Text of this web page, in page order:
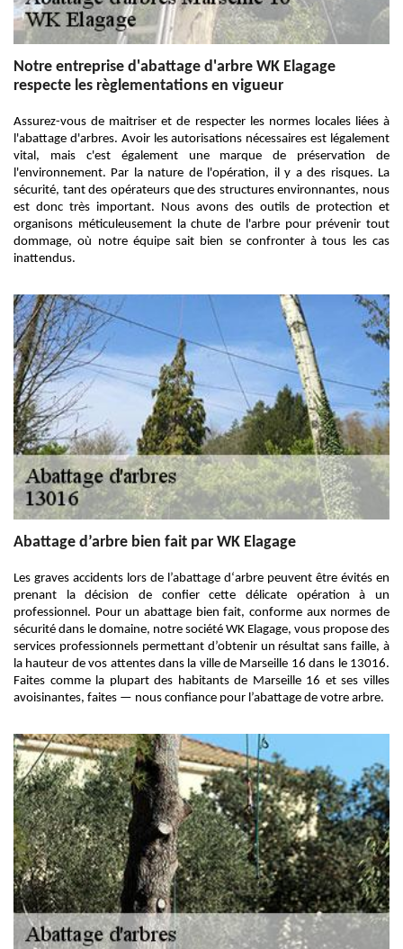
Notre entreprise d'abattage d'arbre WK Elagage
respecte les règlementations en vigueur
Assurez-vous de maitriser et de respecter les normes locales liées à
l'abattage d'arbres. Avoir les autorisations nécessaires est légalement
vital, mais c'est également une marque de préservation de
l'environnement. Par la nature de l'opération, il y a des risques. La
sécurité, tant des opérateurs que des structures environnantes, nous
est donc très important. Nous avons des outils de protection et
organisons méticuleusement la chute de l'arbre pour prévenir tout
dommage, où notre équipe sait bien se confronter à tous les cas
inattendus.
Abattage d’arbre bien fait par WK Elagage
Les graves accidents lors de l’abattage d‘arbre peuvent être évités en
prenant la décision de confier cette délicate opération à un
professionnel. Pour un abattage bien fait, conforme aux normes de
sécurité dans le domaine, notre société WK Elagage, vous propose des
services professionnels permettant d’obtenir un résultat sans faille, à
la hauteur de vos attentes dans la ville de Marseille 16 dans le 13016.
Faites comme la plupart des habitants de Marseille 16 et ses villes
avoisinantes, faites — nous confiance pour l’abattage de votre arbre.